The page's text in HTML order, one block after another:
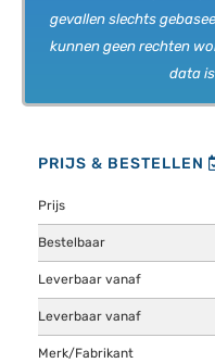
gevallen slechts
kunnen geen rechten
data
PRIJS & BESTELLEN
Prijs
Bestelbaar
Leverbaar vanaf
Leverbaar vanaf
Merk/Fabrikant